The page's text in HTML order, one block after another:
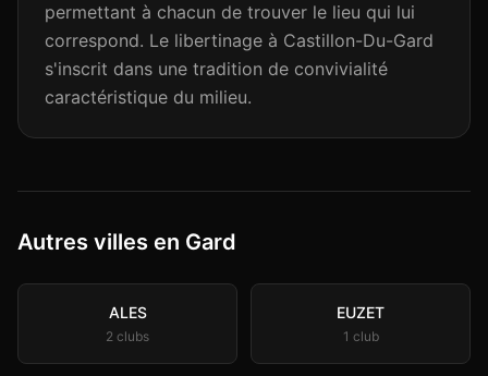
permettant à chacun de trouver le lieu qui lui
correspond. Le libertinage à Castillon-Du-Gard
s'inscrit dans une tradition de convivialité
caractéristique du milieu.
Autres villes en Gard
ALES
2 clubs
EUZET
1 club